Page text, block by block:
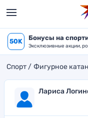
50K Бонусы на
Эксклюзивные акции,
Спорт Фигурное
Лариса